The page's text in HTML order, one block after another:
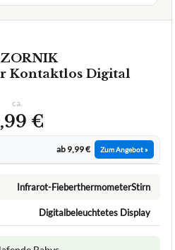
Kontaktlos Digital
ca.
€
ab 9,99 € Zum Angebot »
Infrarot-FieberthermometerStirn
Digitalbeleuchtetes Display